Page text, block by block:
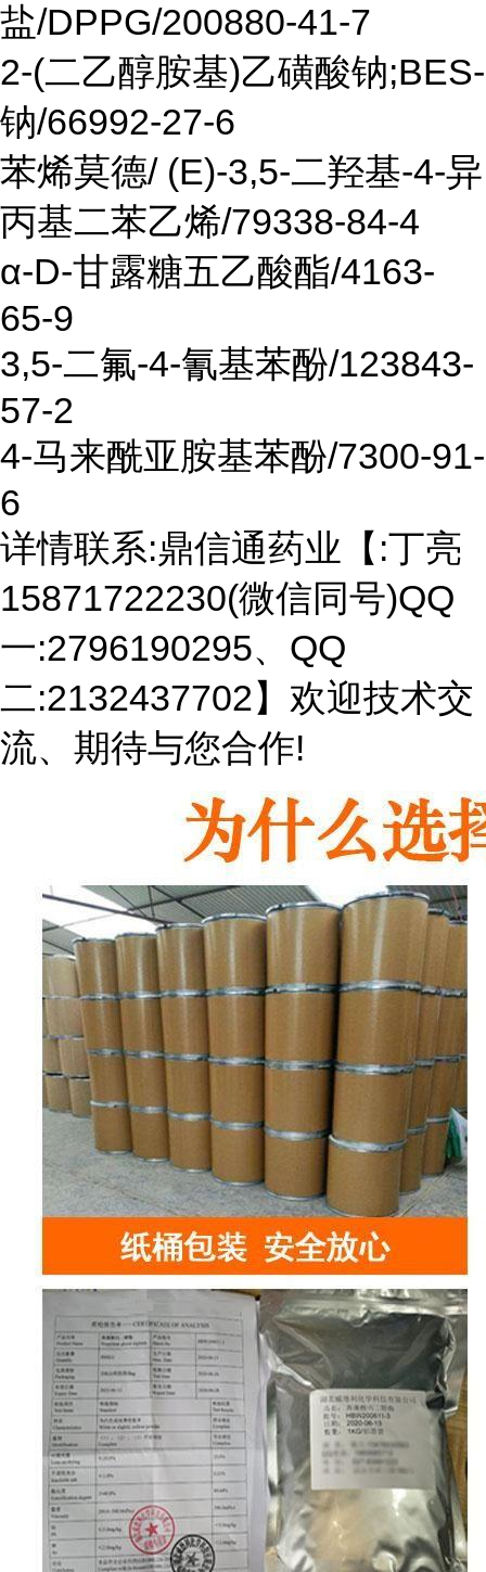
盐/DPPG/200880-41-7
2-(二乙醇胺基)乙磺酸钠;BES-
钠/66992-27-6
苯烯莫德/ (E)-3,5-二羟基-4-异
丙基二苯乙烯/79338-84-4
α-D-甘露糖五乙酸酯/4163-
65-9
3,5-二氟-4-氰基苯酚/123843-
57-2
4-马来酰亚胺基苯酚/7300-91-
6
详情联系:鼎信通药业【:丁亮
15871722230(微信同号)QQ
一:2796190295、QQ
二:2132437702】欢迎技术交
流、期待与您合作!